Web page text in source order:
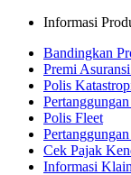
Informasi
Bandingkan
Premi
Polis
Polis Fleet
Cek Pajak
Informasi